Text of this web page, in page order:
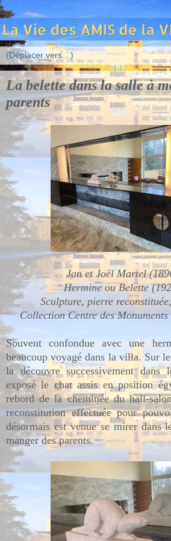
La belette dans la salle à
parents
Jan et Joël Martel
Hermine ou Belette (
Sculpture, pierre
Collection Centre des
Souvent confondue avec une
beaucoup voyagé dans la villa. Sur
la découvre successivement
exposé le chat assis en position
rebord de la cheminée du hall-
reconstitution effectuée pour
désormais est venue se mirer dans
manger des parents.